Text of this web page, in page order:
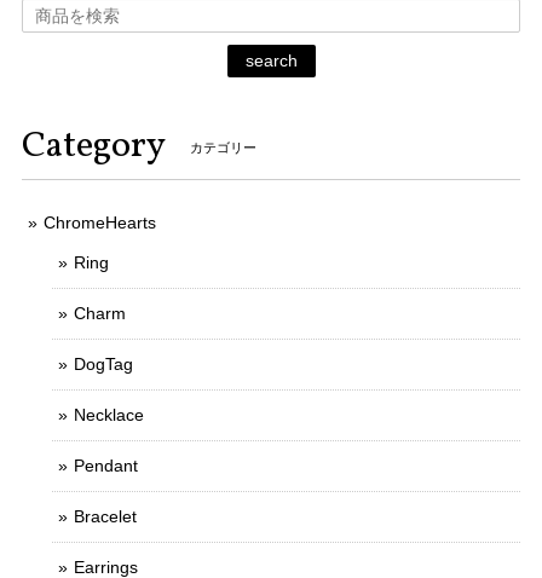
search
Category カテゴリー
ChromeHearts
Ring
Charm
DogTag
Necklace
Pendant
Bracelet
Earrings